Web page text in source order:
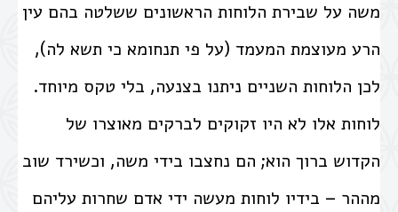
משה על שבירת הלוחות הראשונים ששלטה בהם עין
הרע מעוצמת המעמד (על פי תנחומא כי תשא לה),
לכן ה לוחות השניים ניתנו בצנעה, בלי טקס מיוחד.
לוחות אלו לא היו זקוקים לברקים מאוצרו של
הקדוש ברוך הוא; הם נחצבו בידי משה, וכשירד שוב
מההר – בידיו לוחות מעשה ידי אדם שחרות עליהם